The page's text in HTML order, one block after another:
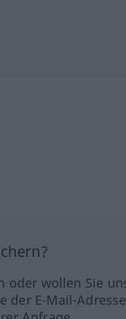
oder wollen Sie
der E-Mail-